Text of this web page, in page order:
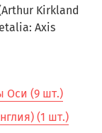
Kirkland
Axis
Оси (9 шт.)
(1 шт.)